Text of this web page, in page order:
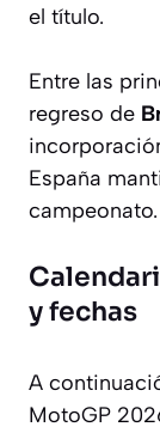
el título.
Entre las
regreso de
España
campeonato.
y fechas
A
MotoGP